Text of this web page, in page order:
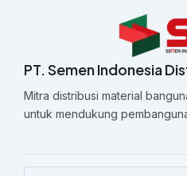
PT. Semen Indonesia
Mitra distribusi material
untuk mendukung